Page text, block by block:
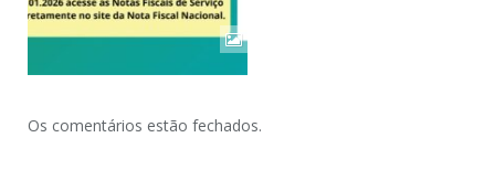
Os comentários estão fechados.